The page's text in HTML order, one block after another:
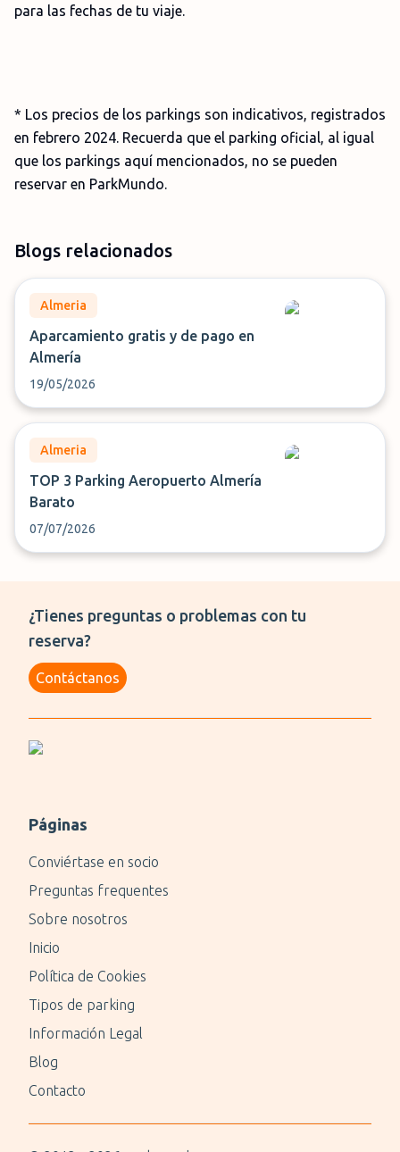
para las fechas de tu viaje.
* Los precios de los parkings son indicativos, registrados
en febrero 2024. Recuerda que el parking oficial, al igual
que los parkings aquí mencionados, no se pueden
reservar en ParkMundo.
Blogs relacionados
Almeria
Aparcamiento gratis y de pago en
Almería
19/05/2026
Almeria
TOP 3 Parking Aeropuerto Almería
Barato
07/07/2026
¿Tienes preguntas o problemas con tu
reserva?
Contáctanos
Páginas
Conviértase en socio
Preguntas frequentes
Sobre nosotros
Inicio
Política de Cookies
Tipos de parking
Información Legal
Blog
Contacto